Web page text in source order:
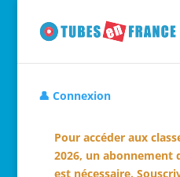
👤 Connexion
Pour accéder aux
2026, un abonnement
est nécessaire.